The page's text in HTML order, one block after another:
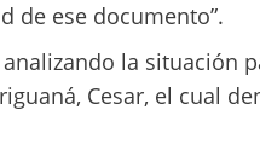
de ese documento”.
la situación
Cesar, el cual